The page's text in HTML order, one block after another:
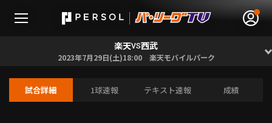
楽天VS西武
2023年7月29日(土)18:00 楽天モバイルパーク
試合詳細 1球速報 テキスト速報 成績